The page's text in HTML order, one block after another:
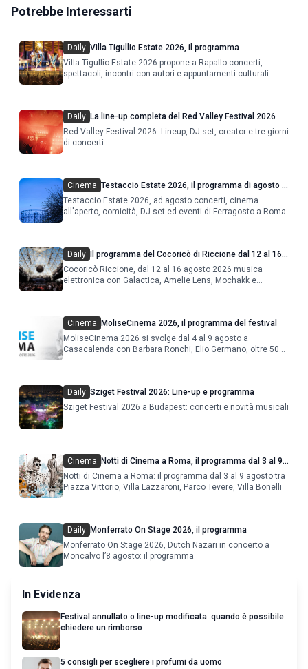
Potrebbe Interessarti
Daily Villa Tigullio Estate 2026, il programma
Villa Tigullio Estate 2026 propone a Rapallo concerti,
spettacoli, incontri con autori e appuntamenti culturali
Daily La line-up completa del Red Valley Festival 2026
Red Valley Festival 2026: Lineup, DJ set, creator e tre giorni
di concerti
Cinema Testaccio Estate 2026, il programma di agosto e
Ferragosto
Testaccio Estate 2026, ad agosto concerti, cinema
all'aperto, comicità, DJ set ed eventi di Ferragosto a Roma.
Daily
Il programma del Cocoricò di Riccione dal 12 al 16
agosto 2026
Cocoricò Riccione, dal 12 al 16 agosto 2026 musica
elettronica con Galactica, Amelie Lens, Mochakk e
Cinema
MoliseCinema 2026, il programma del festival
MoliseCinema 2026 si svolge dal 4 al 9 agosto a
Casacalenda con Barbara Ronchi, Elio Germano, oltre 50
Daily Sziget Festival 2026: Line-up e programma
Sziget Festival 2026 a Budapest: concerti e novità musicali
Cinema
Notti di Cinema a Roma, il programma dal 3 al 9
agosto
Notti di Cinema a Roma: il programma dal 3 al 9 agosto tra
Piazza Vittorio, Villa Lazzaroni, Parco Tevere, Villa Bonelli
Daily Monferrato On Stage 2026, il programma
Monferrato On Stage 2026, Dutch Nazari in concerto a
Moncalvo l’8 agosto: il programma
In Evidenza
Festival annullato o line-up modificata: quando è possibile
chiedere un rimborso
5 consigli per scegliere i profumi da uomo